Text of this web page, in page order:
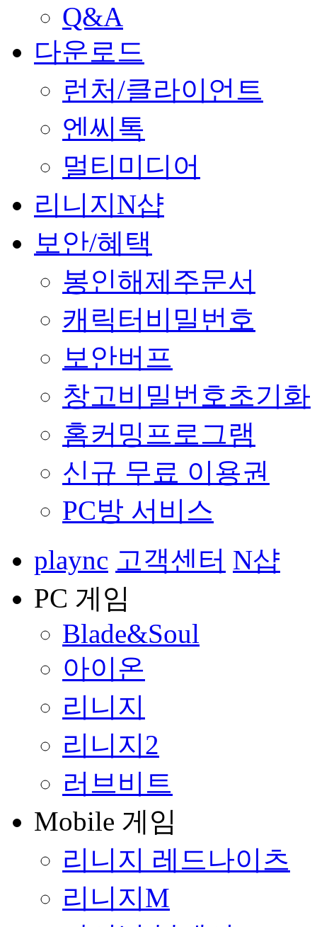
Q&A
다운로드
런처/클라이언트
엔씨톡
멀티미디어
리니지N샵
보안/혜택
봉인해제주문서
캐릭터비밀번호
보안버프
창고비밀번호초기화
홈커밍프로그램
신규 무료 이용권
PC방 서비스
plaync 고객센터 N샵
PC 게임
Blade&Soul
아이온
리니지
리니지2
러브비트
Mobile 게임
리니지 레드나이츠
리니지M